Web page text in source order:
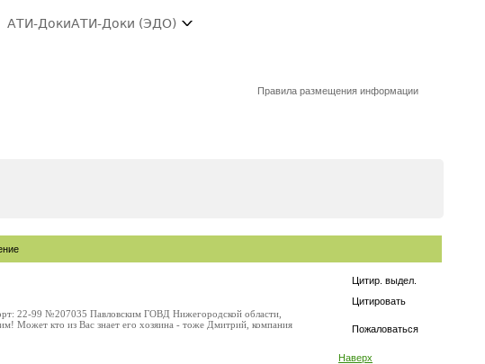
АТИ-ДокиАТИ-Доки (ЭДО)
Правила размещения информации
Цитир. выдел.
Цитировать
Пожаловаться
Наверх
22-99 №207035 Павловским ГОВД Нижегородской области,
Может кто из Вас знает его хозяина - тоже Дмитрий, компания